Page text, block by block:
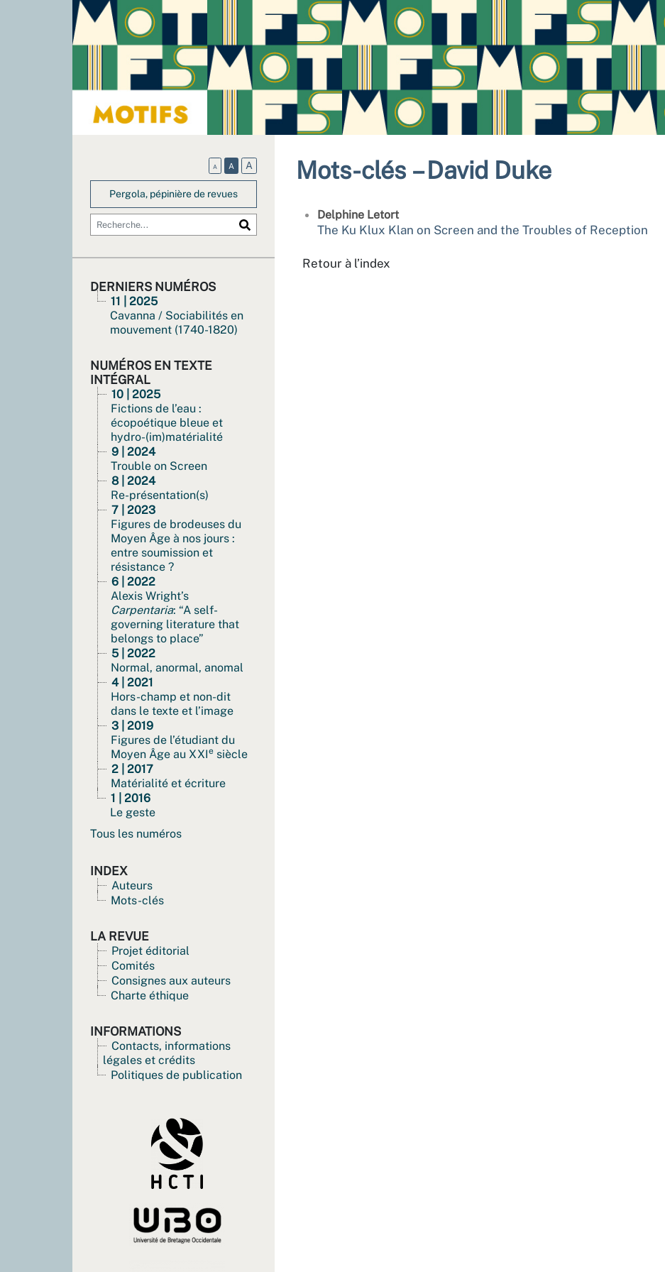
A A A
Pergola, pépinière de revues
DERNIERS NUMÉROS
11 | 2025
Cavanna / Sociabilités en
mouvement (1740-1820)
NUMÉROS EN TEXTE
INTÉGRAL
10 | 2025
Fictions de l’eau :
écopoétique bleue et
hydro-(im)matérialité
9 | 2024
Trouble on Screen
8 | 2024
Re-présentation(s)
7 | 2023
Figures de brodeuses du
Moyen Âge à nos jours :
entre soumission et
résistance ?
6 | 2022
Alexis Wright’s
Carpentaria: “A self-
governing literature that
belongs to place”
5 | 2022
Normal, anormal, anomal
4 | 2021
Hors-champ et non-dit
dans le texte et l’image
3 | 2019
Figures de l’étudiant du
Moyen Âge au XXIe siècle
2 | 2017
Matérialité et écriture
1 | 2016
Le geste
Tous les numéros
INDEX
Auteurs
Mots-clés
LA REVUE
Projet éditorial
Comités
Consignes aux auteurs
Charte éthique
INFORMATIONS
Contacts, informations
légales et crédits
Politiques de publication
Mots-clés – David Duke
Delphine Letort
The Ku Klux Klan on Screen and the Troubles of Reception
Retour à l’index